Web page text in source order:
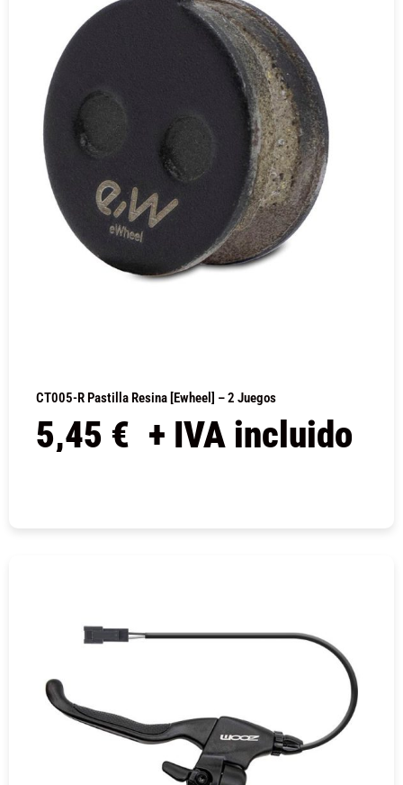
CT005-R Pastilla Resina [Ewheel] – 2 Juegos
5,45 € + IVA incluido